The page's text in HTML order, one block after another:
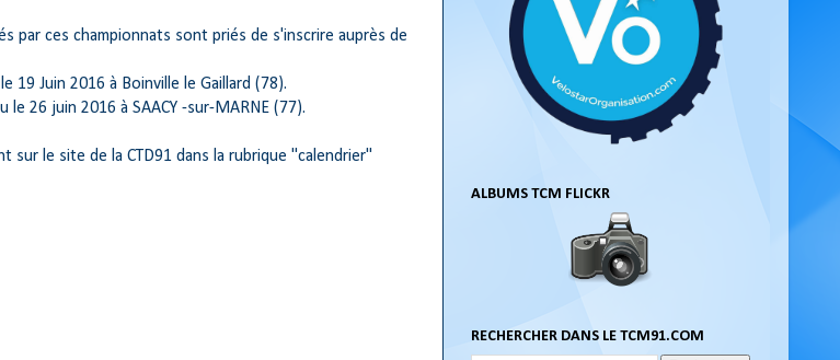
par ces championnats sont priés de s'inscrire auprès de
19 Juin 2016 à Boinville le Gaillard (78).
le 26 juin 2016 à SAACY -sur-MARNE (77).
sur le site de la CTD91 dans la rubrique "calendrier"
ALBUMS TCM FLICKR
RECHERCHER DANS LE TCM91.COM